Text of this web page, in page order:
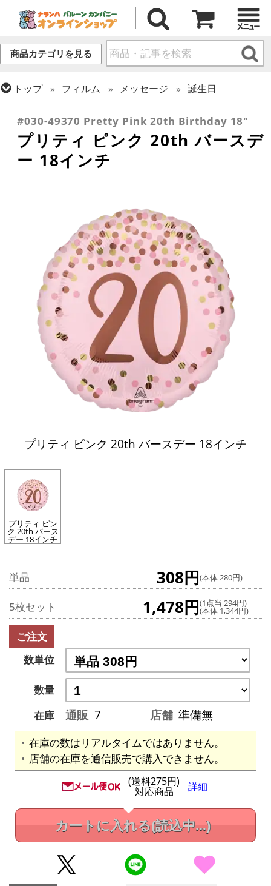
商品カテゴリを見る
トップ フィルム メッセージ
誕生日
#030-49370 Pretty Pink 20th Birthday 18"
プリティ ピンク 20th バースデ
ー 18インチ
プリティ ピンク 20th バースデー 18インチ
プリティ ピン
ク 20th バース
デー 18インチ
単品 308円(本体 280円)
5枚セット 1,478円(1点当 294円)
(本体 1,344円)
ご注文
数単位
数量
在庫
通販 7 店舗 準備無
在庫の数はリアルタイムではありません。
店舗の在庫を通信販売で購入できません。
(送料275円)
対応商品 詳細
カートに入れる(読込中...)